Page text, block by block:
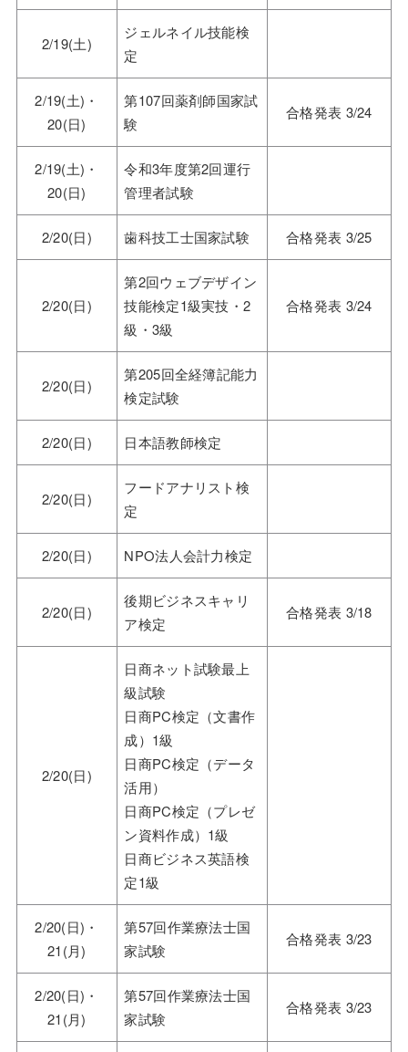
2/19(土)
ジェルネイル技能検
定
2/19(土)・
20(日)
第107回薬剤師国家試
験
合格発表 3/24
2/19(土)・
20(日)
令和3年度第2回運行
管理者試験
2/20(日) 歯科技工士国家試験 合格発表 3/25
2/20(日)
第2回ウェブデザイン
技能検定1級実技・2
級・3級
合格発表 3/24
2/20(日)
第205回全経簿記能力
検定試験
2/20(日) 日本語教師検定
2/20(日)
フードアナリスト検
定
2/20(日) NPO法人会計力検定
2/20(日)
後期ビジネスキャリ
ア検定
合格発表 3/18
2/20(日)
日商ネット試験最上
級試験
日商PC検定（文書作
成）1級
日商PC検定（データ
活用）
日商PC検定（プレゼ
ン資料作成）1級
日商ビジネス英語検
定1級
2/20(日)・
21(月)
第57回作業療法士国
家試験
合格発表 3/23
2/20(日)・
21(月)
第57回作業療法士国
家試験
合格発表 3/23